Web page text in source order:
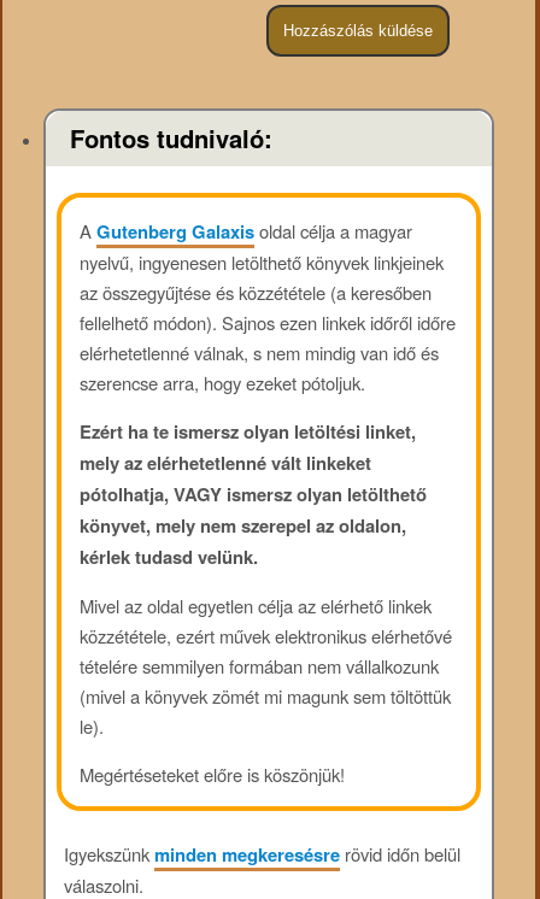
Fontos tudnivaló:
AGutenberg Galaxisoldal célja a magyar
nyelvű, ingyenesen letölthető könyvek linkjeinek
az összegyűjtése és közzététele (a keresőben
fellelhető módon). Sajnos ezen linkek időről időre
elérhetetlenné válnak, s nem mindig van idő és
szerencse arra, hogy ezeket pótoljuk.
Ezért ha te ismersz olyan letöltési linket,
mely az elérhetetlenné vált linkeket
pótolhatja, VAGY ismersz olyan letölthető
könyvet, mely nem szerepel az oldalon,
kérlek tudasd velünk.
Mivel az oldal egyetlen célja az elérhető linkek
közzététele, ezért művek elektronikus elérhetővé
tételére semmilyen formában nem vállalkozunk
(mivel a könyvek zömét mi magunk sem töltöttük
le).
Megértéseteket előre is köszönjük!
Igyekszünkminden megkeresésrerövid időn belül
válaszolni.